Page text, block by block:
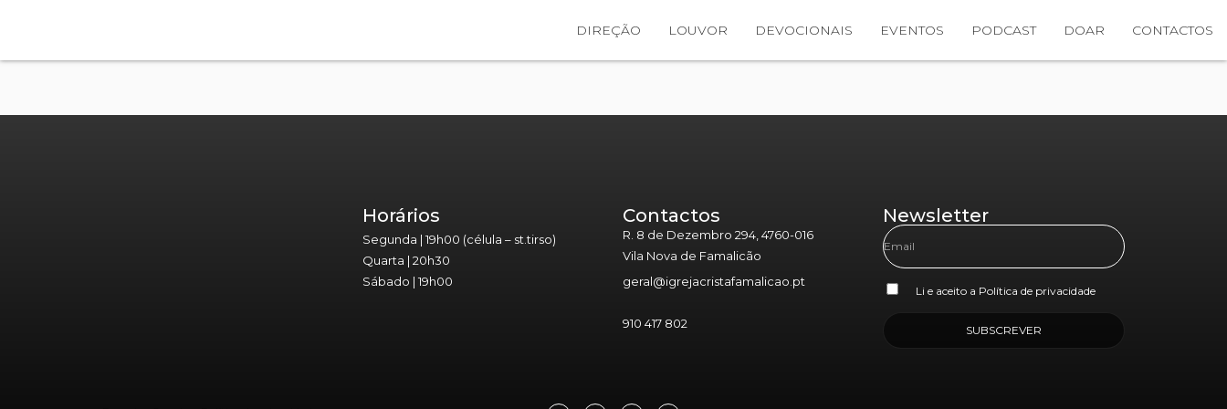
DIREÇÃO LOUVOR DEVOCIONAIS EVENTOS PODCAST DOAR CONTACTOS
Horários
Segunda | 19h00 (célula – st.tirso)
Quarta | 20h30
Sábado | 19h00
Contactos
R. 8 de Dezembro 294, 4760-016
Vila Nova de Famalicão
geral@igrejacristafamalicao.pt
910 417 802
Newsletter
Li e aceito a Política de privacidade
SUBSCREVER